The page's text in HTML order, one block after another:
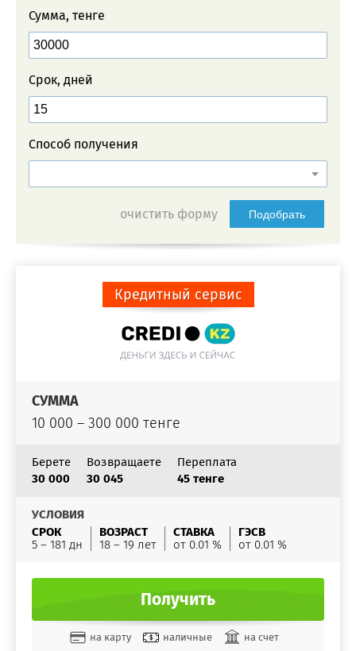
Сумма, тенге
Срок, дней
Способ получения
очистить форму Подобрать
Кредитный сервис
СУММА
10 000 – 300 000 тенге
Берете
30 000
Возвращаете
30 045
Переплата
45 тенге
УСЛОВИЯ
СРОК
5 – 181 дн
ВОЗРАСТ
18 – 19 лет
СТАВКА
от 0.01 %
ГЭСВ
от 0.01 %
Получить
на карту наличные
на счет